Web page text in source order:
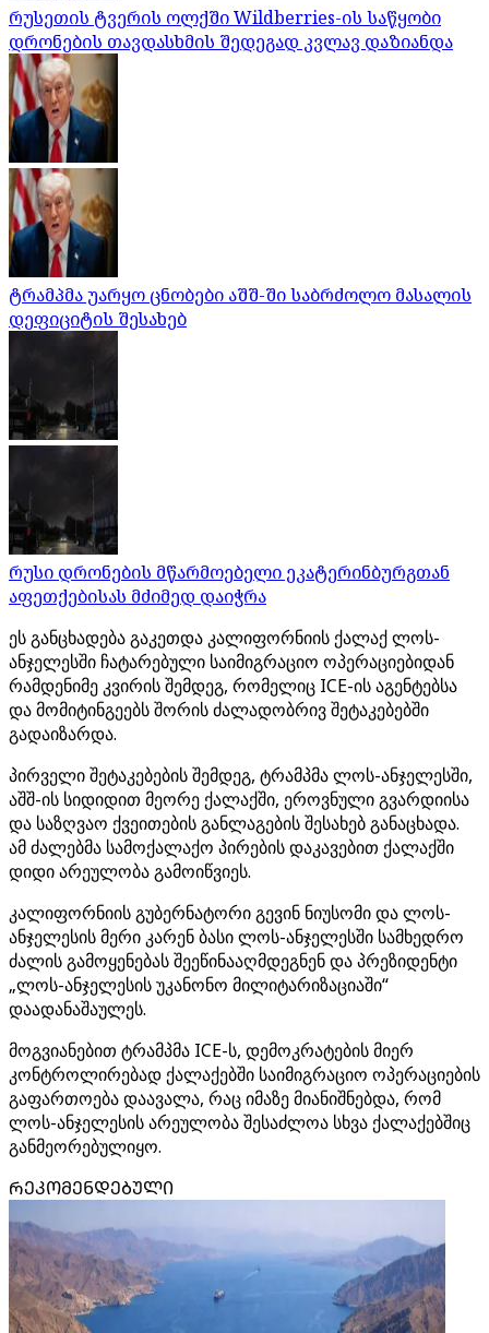
რუსეთის ტვერის ოლქში Wildberries-ის საწყობი
დრონების თავდასხმის შედეგად კვლავ დაზიანდა
ტრამპმა უარყო ცნობები აშშ-ში საბრძოლო მასალის
დეფიციტის შესახებ
რუსი დრონების მწარმოებელი ეკატერინბურგთან
აფეთქებისას მძიმედ დაიჭრა
ეს განცხადება გაკეთდა კალიფორნიის ქალაქ ლოს-
ანჯელესში ჩატარებული საიმიგრაციო ოპერაციებიდან
რამდენიმე კვირის შემდეგ, რომელიც ICE-ის აგენტებსა
და მომიტინგეებს შორის ძალადობრივ შეტაკებებში
გადაიზარდა.
პირველი შეტაკებების შემდეგ, ტრამპმა ლოს-ანჯელესში,
აშშ-ის სიდიდით მეორე ქალაქში, ეროვნული გვარდიისა
და საზღვაო ქვეითების განლაგების შესახებ განაცხადა.
ამ ძალებმა სამოქალაქო პირების დაკავებით ქალაქში
დიდი არეულობა გამოიწვიეს.
კალიფორნიის გუბერნატორი გევინ ნიუსომი და ლოს-
ანჯელესის მერი კარენ ბასი ლოს-ანჯელესში სამხედრო
ძალის გამოყენებას შეეწინააღმდეგნენ და პრეზიდენტი
„ლოს-ანჯელესის უკანონო მილიტარიზაციაში“
დაადანაშაულეს.
მოგვიანებით ტრამპმა ICE-ს, დემოკრატების მიერ
კონტროლირებად ქალაქებში საიმიგრაციო ოპერაციების
გაფართოება დაავალა, რაც იმაზე მიანიშნებდა, რომ
ლოს-ანჯელესის არეულობა შესაძლოა სხვა ქალაქებშიც
განმეორებულიყო.
ᲠᲔᲙᲝᲛᲔᲜᲓᲔᲑᲣᲚᲘ